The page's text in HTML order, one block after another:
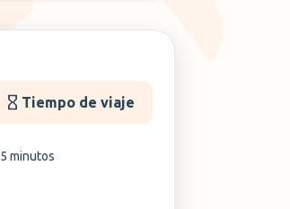
Tiempo de viaje
5 minutos